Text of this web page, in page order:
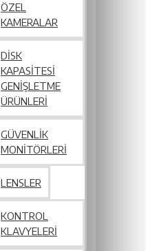
ÖZEL
KAMERALAR
DISK
KAPASITESI
GENIŞLETME
ÜRÜNLERI
GÜVENLIK
MONITÖRLERI
LENSLER
KONTROL
KLAVYELERI